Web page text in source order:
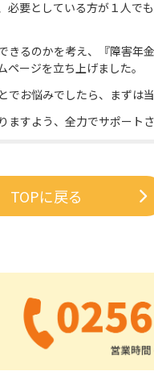
必要としている方が１人で
きるのかを考え、『障害年
ージを立ち上げました。
でお悩みでしたら、まずは
すよう、全力でサポート
TOPに戻る